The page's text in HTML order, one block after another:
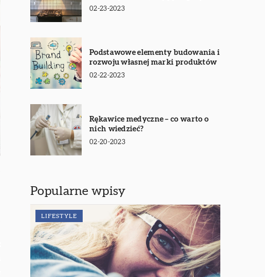
02-23-2023
Podstawowe elementy budowania i
rozwoju własnej marki produktów
02-22-2023
Rękawice medyczne – co warto o
nich wiedzieć?
02-20-2023
Popularne wpisy
LIFESTYLE